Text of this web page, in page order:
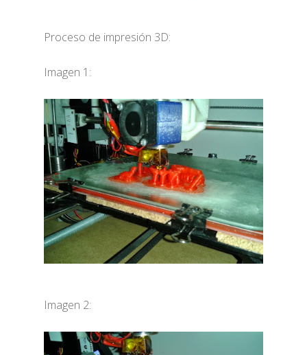
Proceso de impresión 3D:
Imagen 1:
Imagen 2: